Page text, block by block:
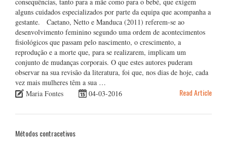
alguns cuidados especializados por parte da equipa que acompanha a
gestante. Caetano, Netto e Manduca (2011) referem-se ao
desenvolvimento feminino segundo uma ordem de acontecimentos
fisiológicos que passam pelo nascimento, o crescimento, a
reprodução e a morte que, para se realizarem, implicam um
conjunto de mudanças corporais. O que estes autores puderam
observar na sua revisão da literatura, foi que, nos dias de hoje, cada
vez mais mulheres têm a sua …
Maria Fontes
04-03-2016 Read Article
Métodos contracetivos